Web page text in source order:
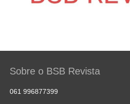
Sobre o BSB Revista
061 996877399